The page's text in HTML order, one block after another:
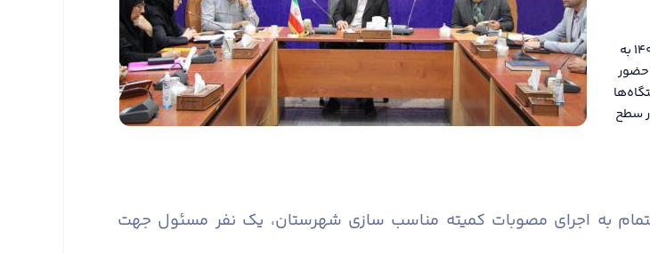
دومین جلسه کمیته مناسب سازی معابر و اماکن عمومی شهرستان البرز در سال ۱۴۰۴ به
حضور
سطح
به اجرای مصوبات کمیته مناسب سازی شهرستان، یک نفر مسئول جهت